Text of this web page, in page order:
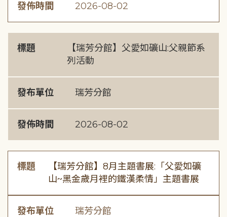
發佈時間 2026-08-02
標題
【瑞芳分館】父愛如礦山:父親節系
列活動
發布單位 瑞芳分館
發佈時間 2026-08-02
標題
【瑞芳分館】8月主題書展:「父愛如礦
山~黑金歲月裡的鐵漢柔情」主題書展
發布單位 瑞芳分館